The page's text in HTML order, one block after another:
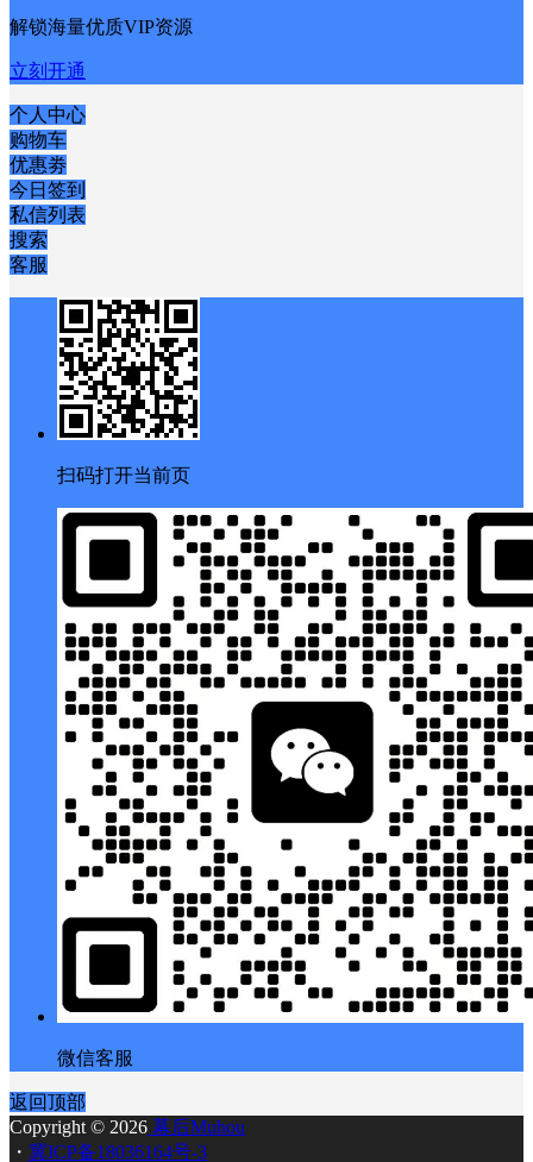
解锁海量优质VIP资源
立刻开通
个人中心
购物车
优惠劵
今日签到
私信列表
搜索
客服
扫码打开当前页
微信客服
返回顶部
Copyright © 2026 幕后Muhou
・ 冀ICP备18036164号-3